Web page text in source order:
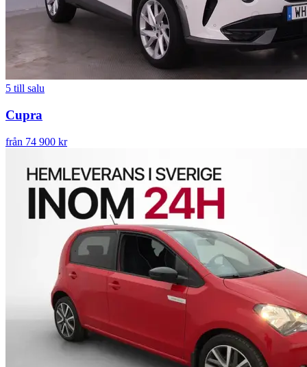
5 till salu
Cupra
från 74 900 kr